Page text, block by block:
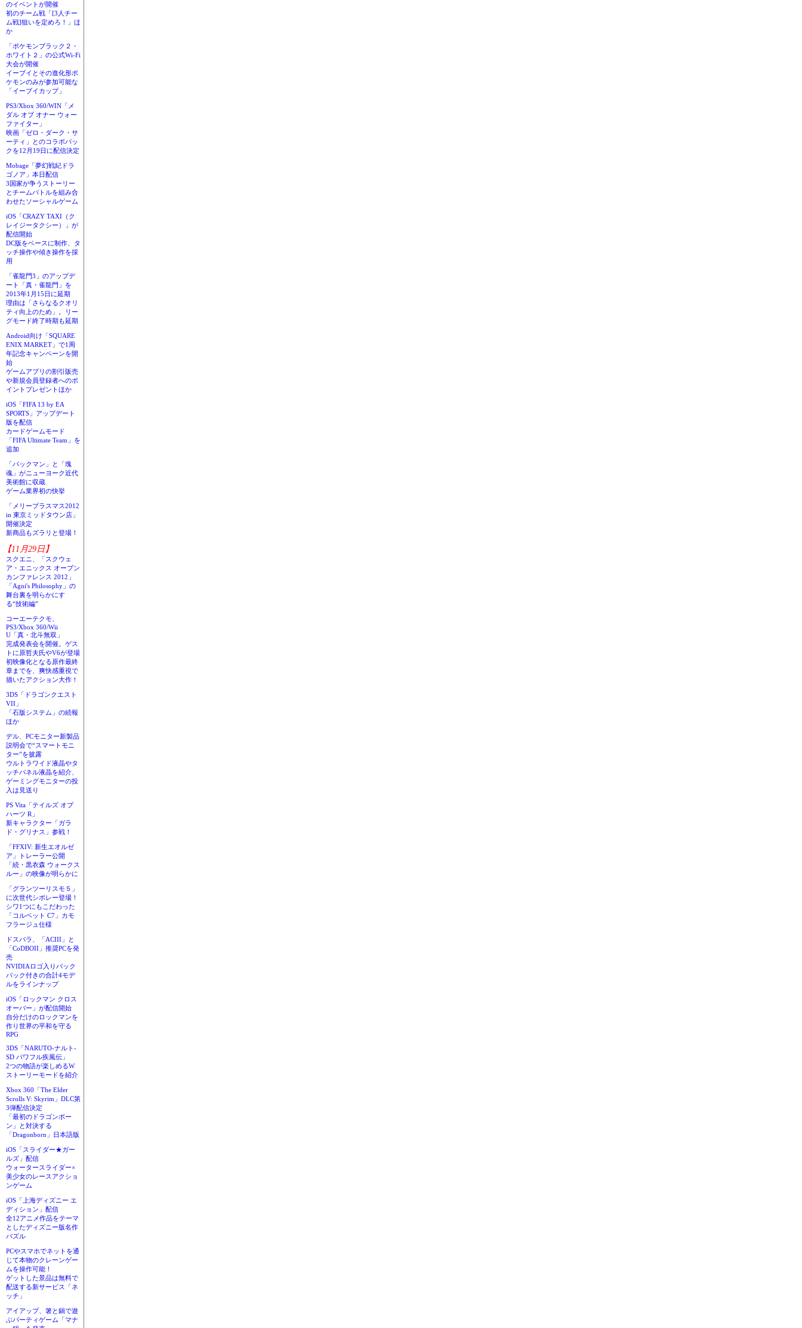
のイベントが開催
初のチーム戦「[3人チー
ム戦]狙いを定めろ！」ほ
か
「ポケモンブラック２・
ホワイト２」の公式Wi-Fi
大会が開催
イーブイとその進化形ポ
ケモンのみが参加可能な
「イーブイカップ」
PS3/Xbox 360/WIN「メ
ダル オブ オナー ウォー
ファイター」
映画「ゼロ・ダーク・サ
ーティ」とのコラボパッ
クを12月19日に配信決定
Mobage「夢幻戦紀ドラ
ゴノア」本日配信
3国家が争うストーリー
とチームバトルを組み合
わせたソーシャルゲーム
iOS「CRAZY TAXI（ク
レイジータクシー）」が
配信開始
DC版をベースに制作、タ
ッチ操作や傾き操作を採
用
「雀龍門3」のアップデ
ート「真・雀龍門」を
2013年1月15日に延期
理由は「さらなるクオリ
ティ向上のため」。リー
グモード終了時期も延期
Android向け「SQUARE
ENIX MARKET」で1周
年記念キャンペーンを開
始
ゲームアプリの割引販売
や新規会員登録者へのポ
イントプレゼントほか
iOS「FIFA 13 by EA
SPORTS」アップデート
版を配信
カードゲームモード
「FIFA Ultimate Team」を
追加
「パックマン」と「塊
魂」がニューヨーク近代
美術館に収蔵
ゲーム業界初の快挙
「メリープラスマス2012
in 東京ミッドタウン店」
開催決定
新商品もズラリと登場！
【11月29日】
スクエニ、「スクウェ
ア・エニックス オープン
カンファレンス 2012」
「Agni's Philosophy」の
舞台裏を明らかにす
る“技術編”
コーエーテクモ、
PS3/Xbox 360/Wii
U「真・北斗無双」
完成発表会を開催。ゲス
トに原哲夫氏やV6が登場
初映像化となる原作最終
章までを、爽快感重視で
描いたアクション大作！
3DS「ドラゴンクエスト
VII」
「石版システム」の続報
ほか
デル、PCモニター新製品
説明会で“スマートモニ
ター”を披露
ウルトラワイド液晶やタ
ッチパネル液晶を紹介、
ゲーミングモニターの投
入は見送り
PS Vita「テイルズ オブ
ハーツ R」
新キャラクター「ガラ
ド・グリナス」参戦！
「FFXIV: 新生エオルゼ
ア」トレーラー公開
「続・黒衣森 ウォークス
ルー」の映像が明らかに
「グランツーリスモ５」
に次世代シボレー登場！
シワ1つにもこだわった
「コルベット C7」カモ
フラージュ仕様
ドスパラ、「ACIII」と
「CoDBOII」推奨PCを発
売
NVIDIAロゴ入りバック
パック付きの合計4モデ
ルをラインナップ
iOS「ロックマン クロス
オーバー」が配信開始
自分だけのロックマンを
作り世界の平和を守る
RPG
3DS「NARUTO-ナルト-
SD パワフル疾風伝」
2つの物語が楽しめるW
ストーリーモードを紹介
Xbox 360「The Elder
Scrolls V: Skyrim」DLC第
3弾配信決定
「最初のドラゴンボー
ン」と対決する
「Dragonborn」日本語版
iOS「スライダー★ガー
ルズ」配信
ウォータースライダー×
美少女のレースアクショ
ンゲーム
iOS「上海ディズニー エ
ディション」配信
全12アニメ作品をテーマ
としたディズニー版名作
パズル
PCやスマホでネットを通
じて本物のクレーンゲー
ムを操作可能！
ゲットした景品は無料で
配送する新サービス「ネ
ッチ」
アイアップ、箸と鍋で遊
ぶパーティゲーム「マナ